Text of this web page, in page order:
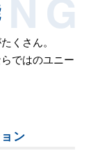
くさん。
ではのユニー
ン